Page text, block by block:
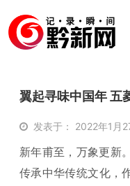
翼起寻味中国年 五
发表于： 2022年1月
新年甫至，万象更新
传承中华传统文化